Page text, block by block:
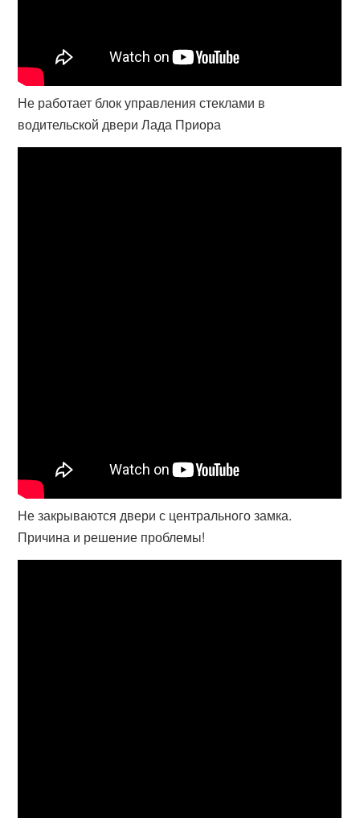
Не работает блок управления стеклами в
водительской двери Лада Приора
Не закрываются двери с центрального замка.
Причина и решение проблемы!